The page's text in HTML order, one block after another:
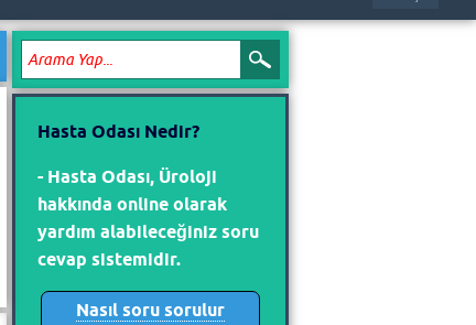
Hasta Odası Nedir?
- Hasta Odası, Üroloji
hakkında online olarak
yardım alabileceğiniz soru
cevap sistemidir.
Nasıl soru sorulur